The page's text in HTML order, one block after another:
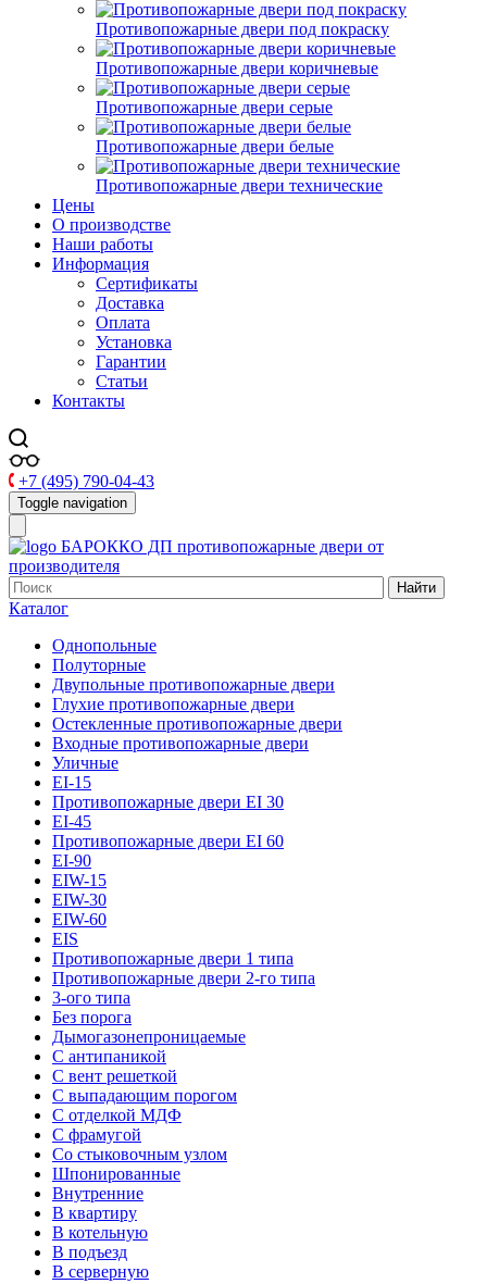
Противопожарные двери под покраску
Противопожарные двери коричневые
Противопожарные двери серые
Противопожарные двери белые
Противопожарные двери технические
Цены
О производстве
Наши работы
Информация
Сертификаты
Доставка
Оплата
Установка
Гарантии
Статьи
Контакты
+7 (495) 790-04-43
Toggle navigation
БАРОККО ДП противопожарные двери от
производителя
Найти
Каталог
Однопольные
Полуторные
Двупольные противопожарные двери
Глухие противопожарные двери
Остекленные противопожарные двери
Входные противопожарные двери
Уличные
EI-15
Противопожарные двери EI 30
EI-45
Противопожарные двери EI 60
EI-90
EIW-15
EIW-30
EIW-60
EIS
Противопожарные двери 1 типа
Противопожарные двери 2-го типа
3-ого типа
Без порога
Дымогазонепроницаемые
С антипаникой
С вент решеткой
С выпадающим порогом
С отделкой МДФ
С фрамугой
Со стыковочным узлом
Шпонированные
Внутренние
В квартиру
В котельную
В подъезд
В серверную